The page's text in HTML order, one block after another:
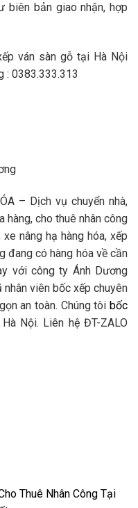
biên bản giao nhận, hợp
ván sàn gỗ tại Hà Nội
: 0383.333.313
– Dịch vụ chuyển nhà,
hàng, cho thuê nhân công
nâng hạ hàng hóa, xếp
đang có hàng hóa về cần
với công ty Ánh Dương
viên bốc xếp chuyên
an toàn. Chúng tôi bốc
Nội. Liên hệ ĐT-ZALO
Thuê Nhân Công Tại